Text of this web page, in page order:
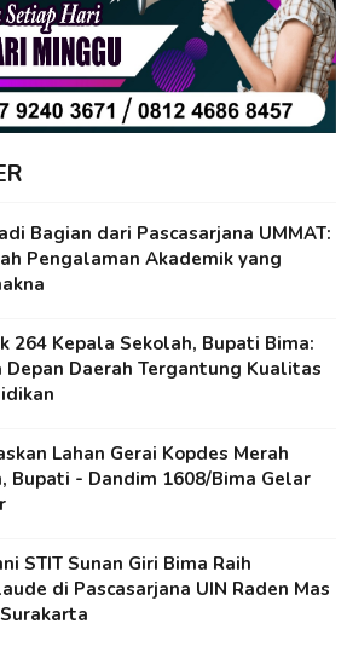
Bagian dari Pascasarjana UMMAT:
Pengalaman Akademik yang
264 Kepala Sekolah, Bupati Bima:
Depan Daerah Tergantung Kualitas
Lahan Gerai Kopdes Merah
Bupati - Dandim 1608/Bima Gelar
STIT Sunan Giri Bima Raih
di Pascasarjana UIN Raden Mas